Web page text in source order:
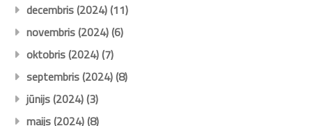
decembris (2024)(11)
novembris (2024)(6)
oktobris (2024)(7)
septembris (2024)(8)
jūnijs (2024)(3)
maijs (2024)(8)